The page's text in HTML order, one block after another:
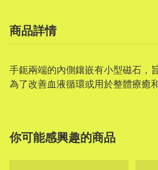
商品詳情
手鈪兩端的內側鑲嵌有小型磁石，
為了改善血液循環或用於整體療癒
你可能感興趣的商品